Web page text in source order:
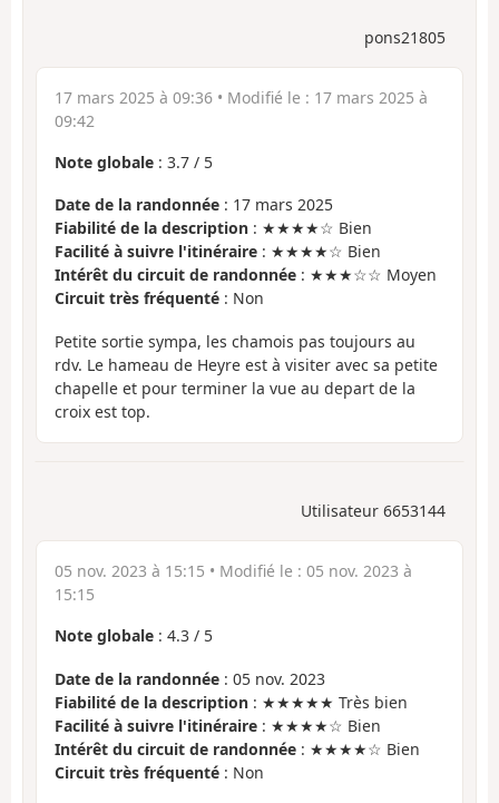
pons21805
17 mars 2025 à 09:36 • Modifié le : 17 mars 2025 à
09:42
Note globale : 3.7 / 5
Date de la randonnée : 17 mars 2025
Fiabilité de la description : ★★★★☆ Bien
Facilité à suivre l'itinéraire : ★★★★☆ Bien
Intérêt du circuit de randonnée : ★★★☆☆ Moyen
Circuit très fréquenté : Non
Petite sortie sympa, les chamois pas toujours au
rdv. Le hameau de Heyre est à visiter avec sa petite
chapelle et pour terminer la vue au depart de la
croix est top.
Utilisateur 6653144
05 nov. 2023 à 15:15 • Modifié le : 05 nov. 2023 à
15:15
Note globale : 4.3 / 5
Date de la randonnée : 05 nov. 2023
Fiabilité de la description : ★★★★★ Très bien
Facilité à suivre l'itinéraire : ★★★★☆ Bien
Intérêt du circuit de randonnée : ★★★★☆ Bien
Circuit très fréquenté : Non